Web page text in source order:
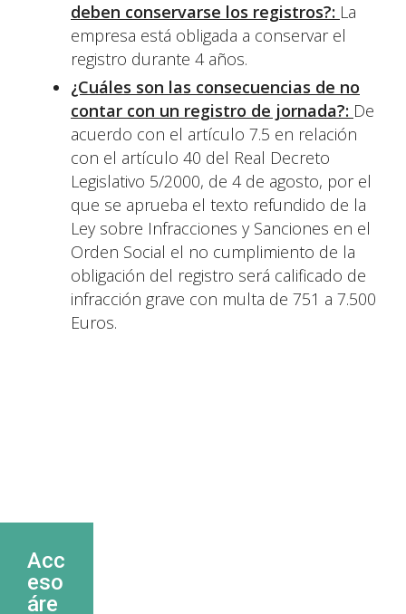
deben conservarse los registros?: La
empresa está obligada a conservar el
registro durante 4 años.
¿Cuáles son las consecuencias de no
contar con un registro de jornada?: De
acuerdo con el artículo 7.5 en relación
con el artículo 40 del Real Decreto
Legislativo 5/2000, de 4 de agosto, por el
que se aprueba el texto refundido de la
Ley sobre Infracciones y Sanciones en el
Orden Social el no cumplimiento de la
obligación del registro será calificado de
infracción grave con multa de 751 a 7.500
Euros.
Acc
eso
áre